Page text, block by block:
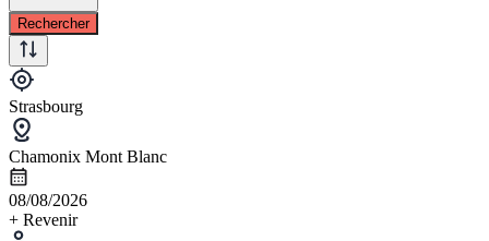
Rechercher
Strasbourg
Chamonix Mont Blanc
08/08/2026
+ Revenir